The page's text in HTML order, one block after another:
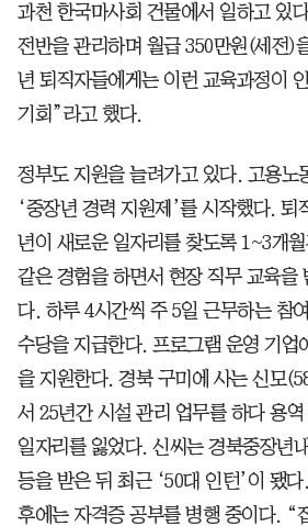
과천 한국마사회 건물에서 일하고 있
전반을 관리하며 월급 350만원(세전)
년 퇴직자들에게는 이런 교육과정이
기회”라고 했다.
정부도 지원을 늘려가고 있다. 고용노
‘중장년 경력 지원제’를 시작했다. 퇴
년이 새로운 일자리를 찾도록 1~3개
같은 경험을 하면서 현장 직무 교육을
다. 하루 4시간씩 주 5일 근무하는 참
수당을 지급한다. 프로그램 운영 기업
을 지원한다. 경북 구미에 사는 신모
서 25년간 시설 관리 업무를 하다 용
일자리를 잃었다. 신씨는 경북중장년
등을 받은 뒤 최근 ‘50대 인턴’이 됐
후에는 자격증 공부를 병행 중이다. “